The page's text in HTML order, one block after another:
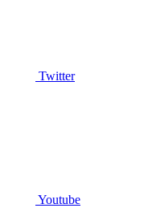
Twitter
Youtube